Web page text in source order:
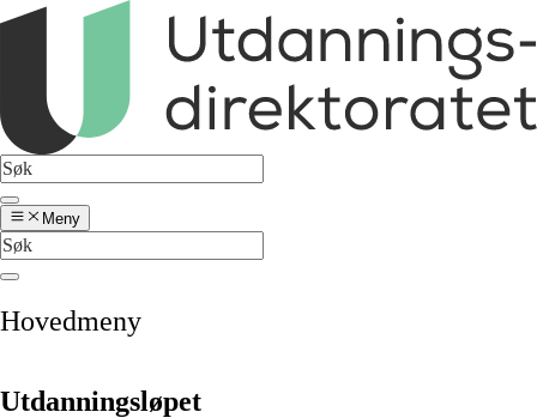
Meny
Hovedmeny
Utdanningsløpet